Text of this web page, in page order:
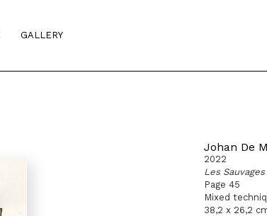
GALLERY
Johan De
2022
Les
Page 45
Mixed
38,2 x 26,2